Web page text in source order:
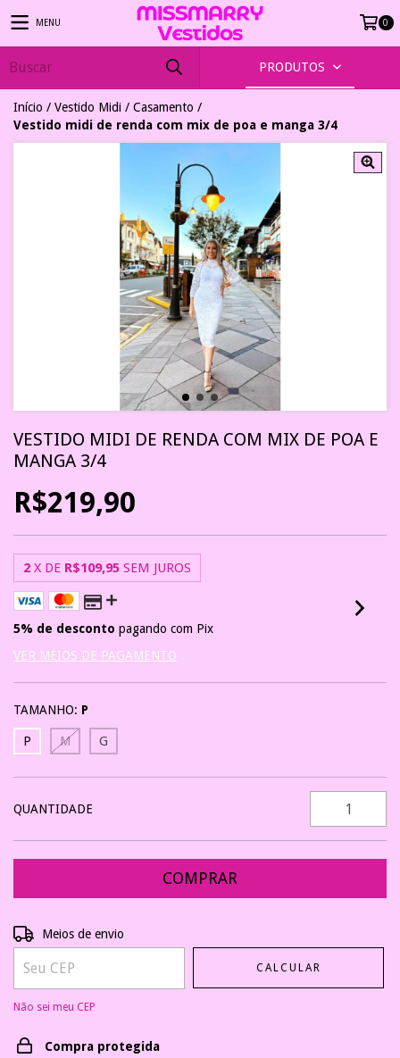
MENU 0
PRODUTOS
Início / Vestido Midi / Casamento /
Vestido midi de renda com mix de poa e manga 3/4
VESTIDO MIDI DE RENDA COM MIX DE POA E
MANGA 3/4
R$219,90
2 X DE R$109,95 SEM JUROS
5% de desconto pagando com Pix
VER MEIOS DE PAGAMENTO
TAMANHO: P
P M G
QUANTIDADE
Entregas para o CEP:
Meios de envio
CALCULAR
Não sei meu CEP
Compra protegida